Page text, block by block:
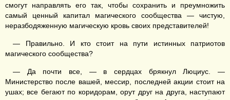
смогут направлять его так, чтобы сохранить и преумножить
самый ценный капитал магического сообщества — чистую,
неразбодяженную магическую кровь своих представителей!
— Правильно. И кто стоит на пути истинных патриотов
магического сообщества?
— Да почти все, — в сердцах брякнул Люциус. —
Министерство после вашей, мессир, последней акции стоит на
ушах; все бегают по коридорам, орут друг на друга, наступают